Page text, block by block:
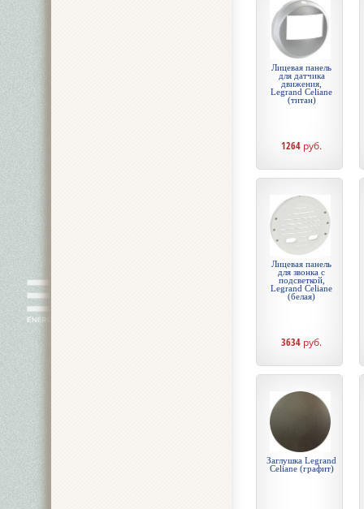
Лицевая панель
для датчика
движения,
Legrand Celiane
(титан)
1264 руб.
Лицевая панель
для звонка с
подсветкой,
Legrand Celiane
(белая)
3634 руб.
Заглушка Legrand
Celiane (графит)